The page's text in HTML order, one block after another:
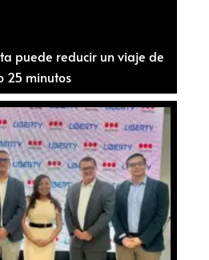
puede reducir un viaje de
25 minutos